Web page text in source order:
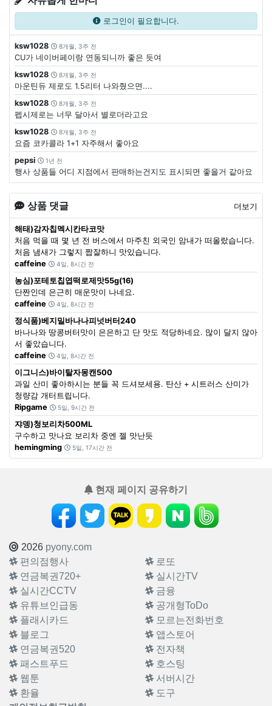
로그인이 필요합니다.
ksw1028 8개월, 3주 전
CU가 네이버페이랑 연동되니까 좋은 듯여
ksw1028
8개월, 3주 전
마운틴듀 제로도 1.5리터 나와줬으면....
ksw1028
8개월, 3주 전
펩시제로는 너무 달아서 별로더라고요
ksw1028
8개월, 3주 전
요즘 코카콜라 1+1 자주해서 좋아요
pepsi
1년 전
행사 상품들 어디 지점에서 판매하는건지도 표시되면 좋을거 같아요
상품 댓글 더보기
해태)감자칩멕시칸타코맛
처음 먹을 때 몇 년 전 버스에서 마주친 외국인 암내가 떠올랐습니다.
처음 냄새가 그렇지 짭잘하니 맛있습니다.
caffeine
4일, 8시간 전
농심)포테토칩엽떡로제맛55g(16)
단짠인데 은근히 매운맛이 나네요.
caffeine
4일, 8시간 전
정식품)베지밀바나나피넛버터240
바나나와 땅콩버터맛이 은은하고 단 맛도 적당하네요. 많이 달지 않아
서 좋았습니다.
caffeine
4일, 8시간 전
이그니스)바이탈자몽캔500
과일 산미 좋아하시는 분들 꼭 드셔보세용. 탄산 + 시트러스 산미가
청량감 개터트립니다.
Ripgame
5일, 9시간 전
쟈뎅)청보리차500ML
구수하고 맛나요 보리차 중엔 젤 맛난듯
hemingming
5일, 17시간 전
현재 페이지 공유하기
2026 pyony.com
편의점행사
로또
연금복권720+
실시간TV
실시간CCTV
금융
유튜브인급동
공개형ToDo
플래시카드
모르는전화번호
블로그
앱스토어
연금복권520
전자책
패스트푸드
호스팅
웹툰
서버시간
환율
도구